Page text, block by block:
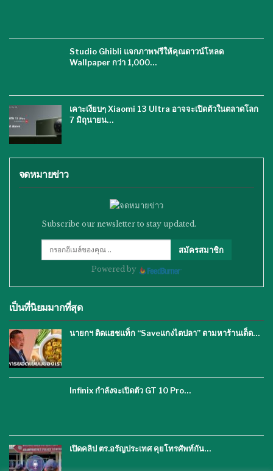
Studio Ghibli แจกภาพฟรีให้คุณดาวน์โหลด
Wallpaper กว่า 1,000…
เคาะเงียบๆ Xiaomi 13 Ultra อาจจะเปิดตัวในตลาดโลก
7 มิถุนายน…
จดหมายข่าว
Subscribe our newsletter to stay updated.
สมัครสมาชิก
Powered by
เป็นที่นิยมมากที่สุด
นายกฯ ติดแฮชแท็ก “Saveแกงไตปลา” ตามหาร้านเด็ด…
Infinix กำลังจะเปิดตัว GT 10 Pro…
เปิดคลิป ตร.อรัญประเทศ คุยโทรศัพท์กัน…